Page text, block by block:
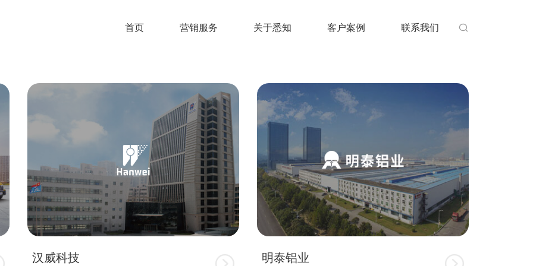
首页 营销服务 关于悉知 客户案例 联系我们 
汉威科技 明泰铝业